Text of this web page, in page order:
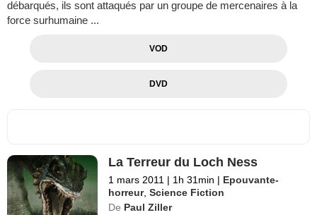
débarqués, ils sont attaqués par un groupe de mercenaires à la
force surhumaine ...
VOD
DVD
La Terreur du Loch Ness
1 mars 2011 | 1h 31min | Epouvante-
horreur,Science Fiction
De Paul Ziller